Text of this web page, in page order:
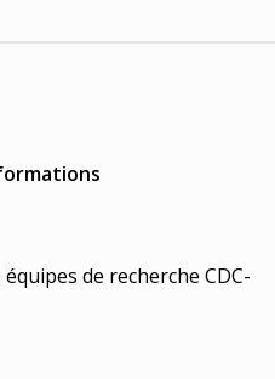
de recherche CDC-